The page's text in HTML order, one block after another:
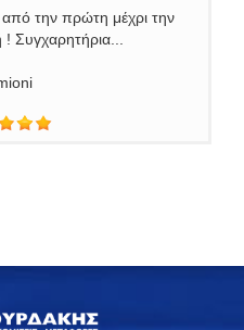
από την πρώτη μέχρι την
! Συγχαρητήρια...